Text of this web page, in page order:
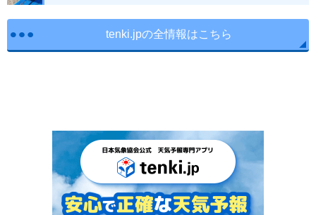
tenki.jpの全情報はこちら